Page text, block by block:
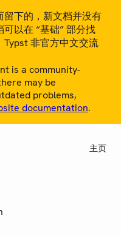
下的，新文档并没有
以在 “基础” 部分找
非官方中文交流
is a community-
may be
problems,
documentation.
主页